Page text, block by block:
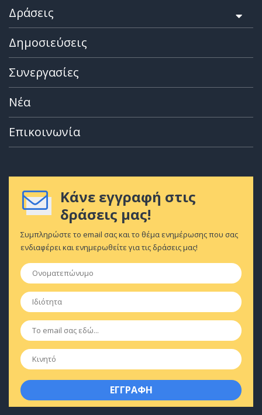
Δράσεις
Δημοσιεύσεις
Συνεργασίες
Νέα
Επικοινωνία
Κάνε εγγραφή στις
δράσεις μας!
Συμπληρώστε το email σας και το θέμα ενημέρωσης που σας
ενδιαφέρει και ενημερωθείτε για τις δράσεις μας!
Ονοματεπώνυμο
Ιδιότητα
Email
Κινητό